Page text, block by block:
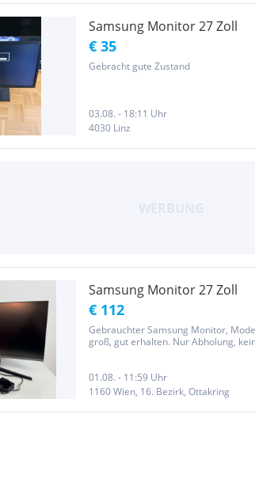
Samsung Monitor 27 Zoll
€ 35
Gebracht gute Zustand
03.08. - 18:11 Uhr
4030 Linz
Samsung Monitor 27 Zoll
€ 112
Gebrauchter Samsung Monitor,
groß, gut erhalten. Nur Abholung,
01.08. - 11:59 Uhr
1160 Wien, 16. Bezirk, Ottakring